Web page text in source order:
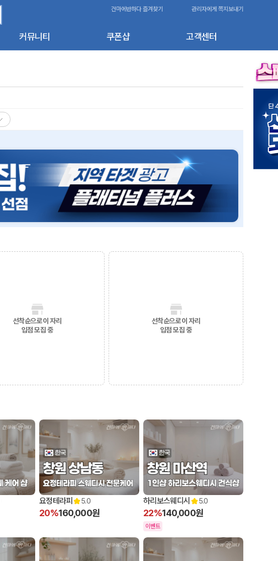
커뮤니티 쿠폰샵 고객센터
건마에반하다 즐겨찾기 관리자에게 쪽지보내기
선착순으로 이 자리
입점 모집 중
선착순으로 이 자리
입점 모집 중
11:00 오픈
요정테라피 5.0
20%160,000원
12:00 오픈
하리보스웨디시 5.0
22%140,000원
이벤트